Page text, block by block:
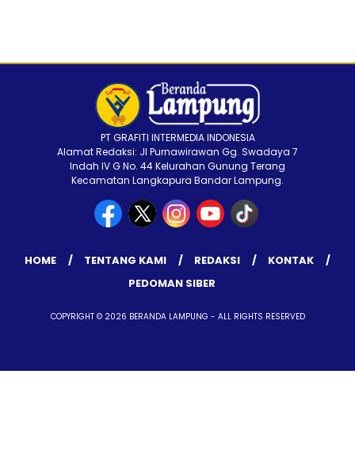
PT GRAFITI INTERMEDIA INDONESIA
Alamat Redaksi: Jl Purnawirawan Gg. Swadaya 7
Indah IV G No. 44 Kelurahan Gunung Terang
Kecamatan Langkapura Bandar Lampung.
HOME TENTANG KAMI REDAKSI
KONTAK
PEDOMAN SIBER
COPYRIGHT © 2026 BERANDA LAMPUNG - ALL RIGHTS RESERVED